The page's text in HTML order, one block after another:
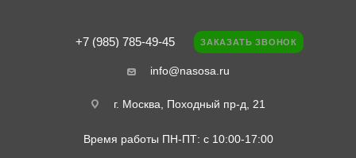
+7 (985) 785-49-45 ЗАКАЗАТЬ ЗВОНОК
info@nasosa.ru
г. Москва, Походный пр-д, 21
Время работы ПН-ПТ: с 10:00-17:00